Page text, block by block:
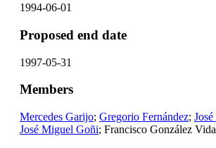
1994-06-01
Proposed end date
1997-05-31
Members
Mercedes Garijo; Gregorio Fernández;
José Miguel Goñi; Francisco González